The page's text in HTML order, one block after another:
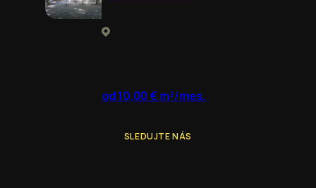
od 10,00 € m²/mes.
SLEDUJTE NÁS